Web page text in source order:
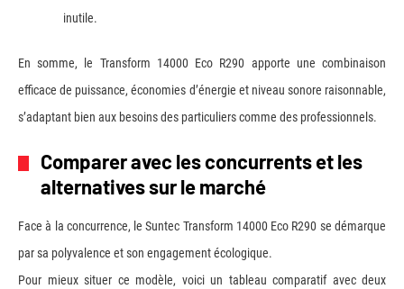
inutile.
En somme, le Transform 14000 Eco R290 apporte une combinaison
efficace de puissance, économies d’énergie et niveau sonore raisonnable,
s’adaptant bien aux besoins des particuliers comme des professionnels.
Comparer avec les concurrents et les
alternatives sur le marché
Face à la concurrence, le Suntec Transform 14000 Eco R290 se démarque
par sa polyvalence et son engagement écologique.
Pour mieux situer ce modèle, voici un tableau comparatif avec deux